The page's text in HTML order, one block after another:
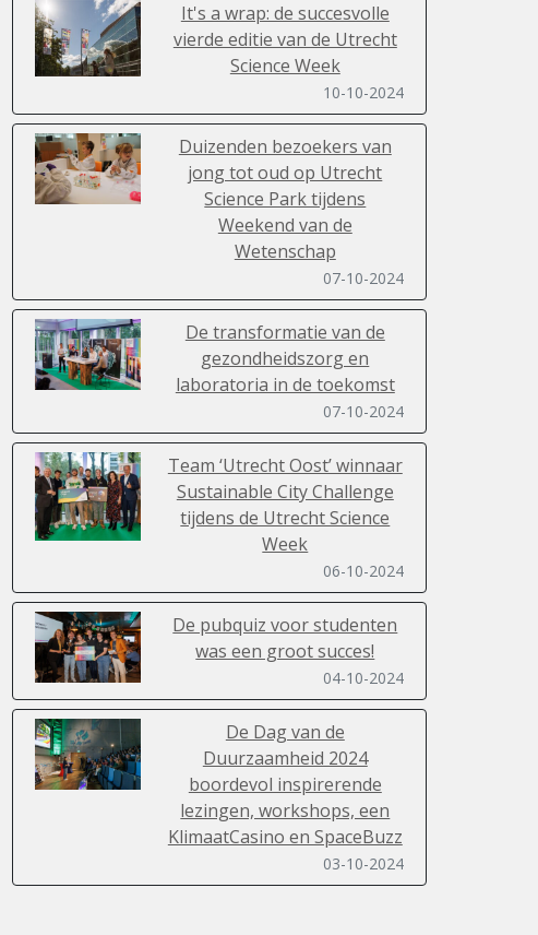
It's a wrap: de succesvolle
vierde editie van de Utrecht
Science Week
10-10-2024
Duizenden bezoekers van
jong tot oud op Utrecht
Science Park tijdens
Weekend van de
Wetenschap
07-10-2024
De transformatie van de
gezondheidszorg en
laboratoria in de toekomst
07-10-2024
Team ‘Utrecht Oost’ winnaar
Sustainable City Challenge
tijdens de Utrecht Science
Week
06-10-2024
De pubquiz voor studenten
was een groot succes!
04-10-2024
De Dag van de
Duurzaamheid 2024
boordevol inspirerende
lezingen, workshops, een
KlimaatCasino en SpaceBuzz
03-10-2024